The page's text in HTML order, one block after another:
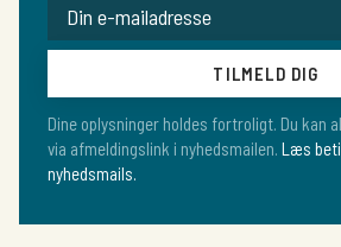
TILMELD DIG
Dine oplysninger holdes fortroligt. Du kan
via afmeldingslink i nyhedsmailen. Læs
nyhedsmails.